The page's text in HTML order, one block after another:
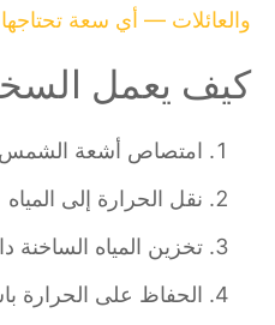
والعائلات — أي سعة
كيف يعمل
امتصاص أشعة الشمس
نقل الحرارة إلى المياه
تخزين المياه الساخنة
الحفاظ على الحرارة